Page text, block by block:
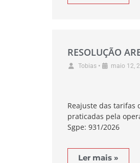
RESOLUÇÃO
Tobias • maio 12,
Reajuste das tarifas
praticadas pela
Sgpe: 931/2026
Ler mais »